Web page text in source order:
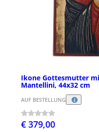
Ikone Gottesmutter
Mantellini, 44x32 cm
AUF BESTELLUNG
€ 379,00